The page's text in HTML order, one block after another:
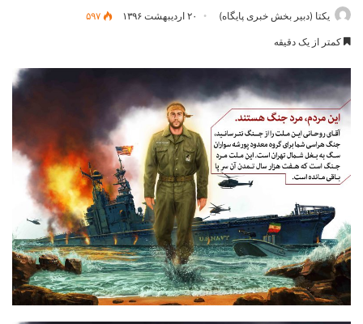
یکتا (دبیر بخش خبری پایگاه) ۲۰ اردیبهشت ۱۳۹۶ ۵۹۷
کمتر از یک دقیقه